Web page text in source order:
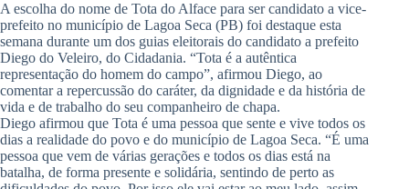
A escolha do nome de Tota do Alface para ser candidato a vice-
prefeito no município de Lagoa Seca (PB) foi destaque esta
semana durante um dos guias eleitorais do candidato a prefeito
Diego do Veleiro, do Cidadania. “Tota é a autêntica
representação do homem do campo”, afirmou Diego, ao
comentar a repercussão do caráter, da dignidade e da história de
vida e de trabalho do seu companheiro de chapa.
Diego afirmou que Tota é uma pessoa que sente e vive todos os
dias a realidade do povo e do município de Lagoa Seca. “É uma
pessoa que vem de várias gerações e todos os dias está na
batalha, de forma presente e solidária, sentindo de perto as